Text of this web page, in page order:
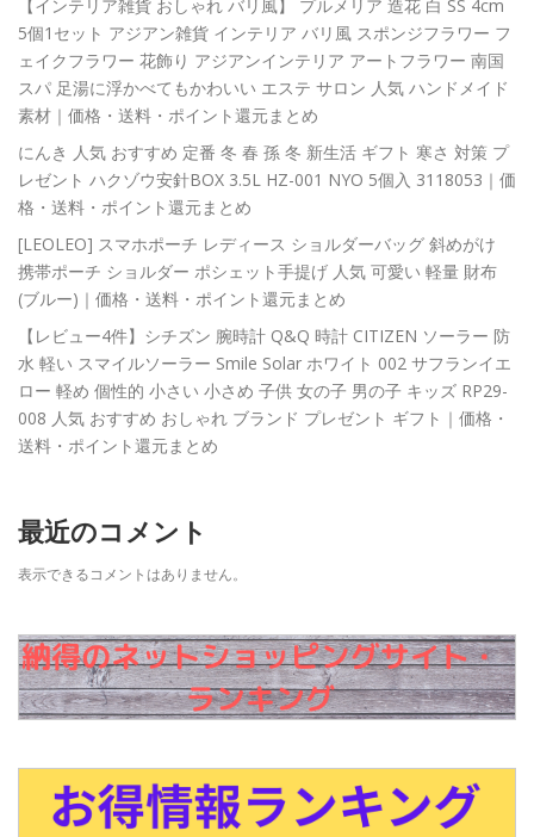
【インテリア雑貨 おしゃれ バリ風】 プルメリア 造花 白 SS 4cm
5個1セット アジアン雑貨 インテリア バリ風 スポンジフラワー フ
ェイクフラワー 花飾り アジアンインテリア アートフラワー 南国
スパ 足湯に浮かべてもかわいい エステ サロン 人気 ハンドメイド
素材｜価格・送料・ポイント還元まとめ
にんき 人気 おすすめ 定番 冬 春 孫 冬 新生活 ギフト 寒さ 対策 プ
レゼント ハクゾウ安針BOX 3.5L HZ-001 NYO 5個入 3118053｜価
格・送料・ポイント還元まとめ
[LEOLEO] スマホポーチ レディース ショルダーバッグ 斜めがけ
携帯ポーチ ショルダー ポシェット手提げ 人気 可愛い 軽量 財布
(ブルー)｜価格・送料・ポイント還元まとめ
【レビュー4件】シチズン 腕時計 Q&Q 時計 CITIZEN ソーラー 防
水 軽い スマイルソーラー Smile Solar ホワイト 002 サフランイエ
ロー 軽め 個性的 小さい 小さめ 子供 女の子 男の子 キッズ RP29-
008 人気 おすすめ おしゃれ ブランド プレゼント ギフト｜価格・
送料・ポイント還元まとめ
最近のコメント
表示できるコメントはありません。